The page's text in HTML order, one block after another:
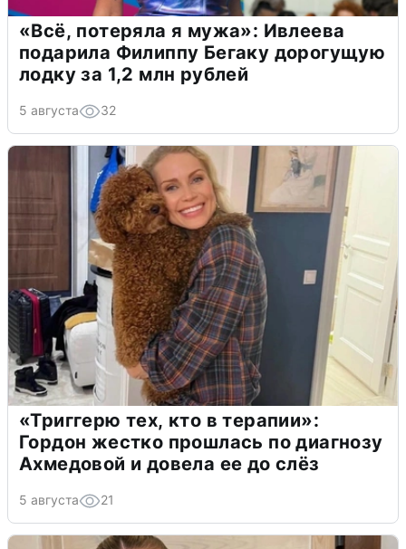
«Всё, потеряла я мужа»: Ивлеева
подарила Филиппу Бегаку дорогущую
лодку за 1,2 млн рублей
5 августа 32
«Триггерю тех, кто в терапии»:
Гордон жестко прошлась по диагнозу
Ахмедовой и довела ее до слёз
5 августа 21